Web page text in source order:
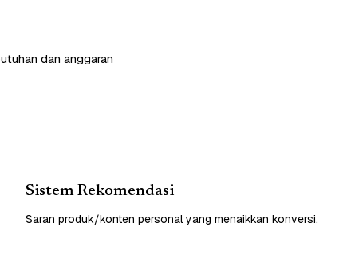
dan anggaran
Sistem Rekomendasi
Saran produk/konten personal yang menaikkan konversi.